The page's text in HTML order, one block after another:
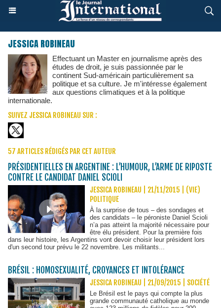
JESSICA ROBINEAU
Effectuant un Master en journalisme après des
études de droit, je suis passionnée par le
continent Sud-américain particulièrement sa
politique et sa culture. Je m'intéresse également
aux questions climatiques et à la politique
internationale.
SUIVEZ JESSICA ROBINEAU SUR :
57 ARTICLES RÉDIGÉS PAR CET AUTEUR
PRÉSIDENTIELLES EN ARGENTINE : L’HUMOUR, L’ARME DE RIPOSTE
CONTRE LE CANDIDAT DANIEL SCIOLI
JESSICA ROBINEAU | 21/11/2015
(VIE)
POLITIQUE
À la surprise de tous – des sondages et
des candidats – le péroniste Daniel Scioli
n’a pas atteint la majorité nécessaire pour
être élu président. Pour la première fois
dans leur histoire, les Argentins vont devoir choisir leur président lors
d'un second tour prévu le 22 novembre. Les militants...
BRÉSIL : HOMOSEXUALITÉ, CROYANCES ET INTOLÉRANCE
JESSICA ROBINEAU | 21/09/2015 SOCIÉTÉ
Le Brésil est le pays qui compte la plus
grande communauté catholique au monde